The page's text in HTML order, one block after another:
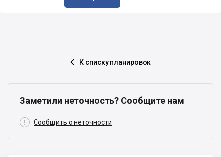
 К списку планировок
Заметили неточность? Сообщите нам
 Сообщить о неточности